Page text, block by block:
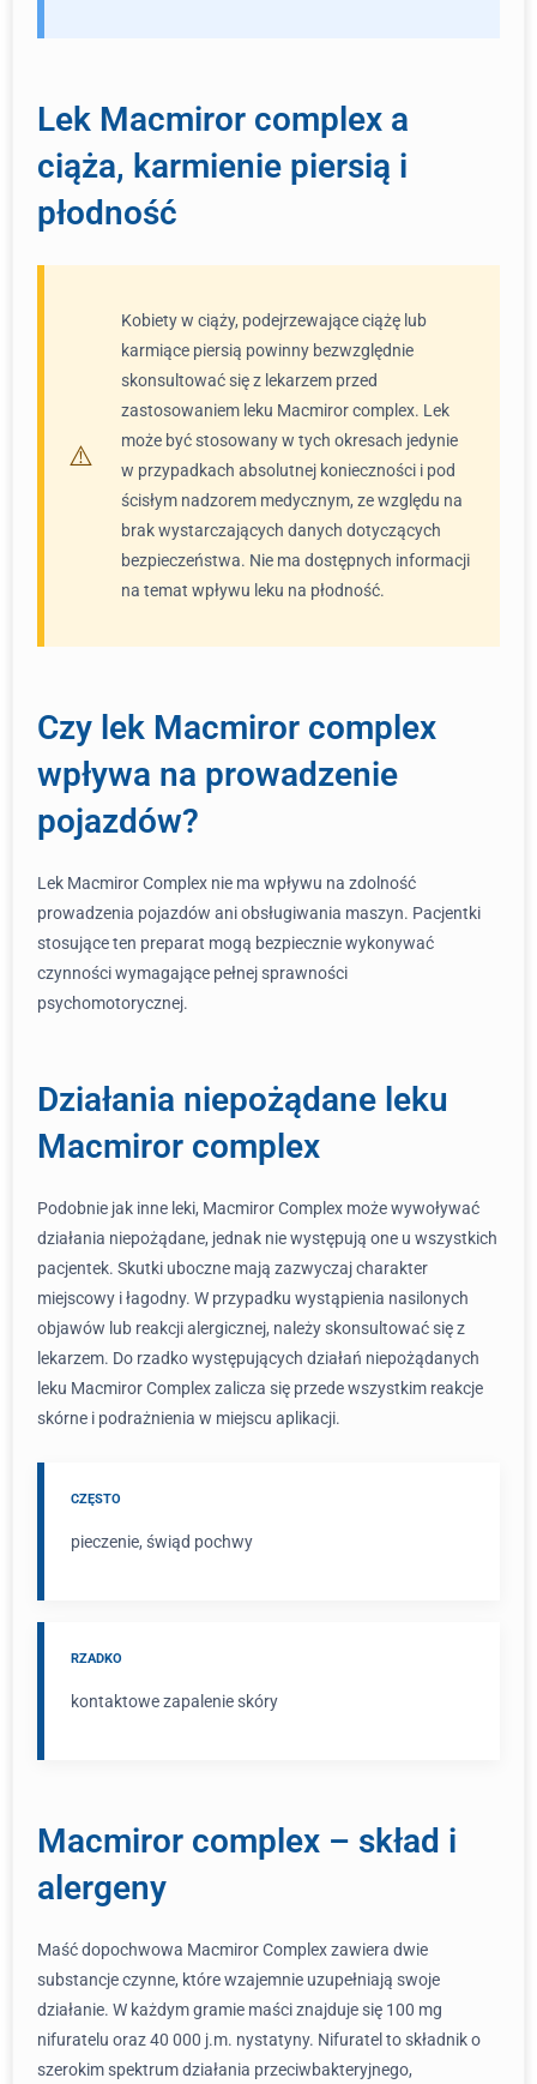
Lek Macmiror complex a
ciąża, karmienie piersią i
płodność
Kobiety w ciąży, podejrzewające ciążę lub
karmiące piersią powinny bezwzględnie
skonsultować się z lekarzem przed
zastosowaniem leku Macmiror complex. Lek
może być stosowany w tych okresach jedynie
w przypadkach absolutnej konieczności i pod
ścisłym nadzorem medycznym, ze względu na
brak wystarczających danych dotyczących
bezpieczeństwa. Nie ma dostępnych informacji
na temat wpływu leku na płodność.
Czy lek Macmiror complex
wpływa na prowadzenie
pojazdów?
Lek Macmiror Complex nie ma wpływu na zdolność
prowadzenia pojazdów ani obsługiwania maszyn. Pacjentki
stosujące ten preparat mogą bezpiecznie wykonywać
czynności wymagające pełnej sprawności
psychomotorycznej.
Działania niepożądane leku
Macmiror complex
Podobnie jak inne leki, Macmiror Complex może wywoływać
działania niepożądane, jednak nie występują one u wszystkich
pacjentek. Skutki uboczne mają zazwyczaj charakter
miejscowy i łagodny. W przypadku wystąpienia nasilonych
objawów lub reakcji alergicznej, należy skonsultować się z
lekarzem. Do rzadko występujących działań niepożądanych
leku Macmiror Complex zalicza się przede wszystkim reakcje
skórne i podrażnienia w miejscu aplikacji.
CZĘSTO
pieczenie, świąd pochwy
RZADKO
kontaktowe zapalenie skóry
Macmiror complex – skład i
alergeny
Maść dopochwowa Macmiror Complex zawiera dwie
substancje czynne, które wzajemnie uzupełniają swoje
działanie. W każdym gramie maści znajduje się 100 mg
nifuratelu oraz 40 000 j.m. nystatyny. Nifuratel to składnik o
szerokim spektrum działania przeciwbakteryjnego,